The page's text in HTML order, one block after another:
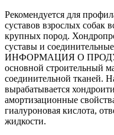
Рекомендуется для
суставов взрослых собак
крупных пород.
суставы и
ИНФОРМАЦИЯ О
основной строительный
соединительной тканей.
вырабатывается
амортизационные
гиалуроновая кислота,
жидкости.